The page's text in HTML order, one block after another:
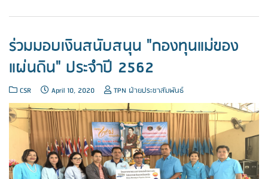
ร่วมมอบเงินสนับสนุน "กองทุนแม่ของ
แผ่นดิน" ประจำปี 2562
CSR April 10, 2020 TPN ฝ่ายประชาสัมพันธ์